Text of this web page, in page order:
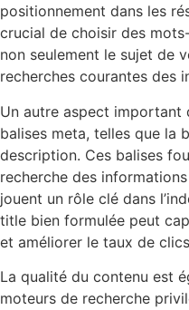
positionnement dans les
crucial de choisir des
non seulement le sujet de
recherches courantes des
Un autre aspect important
balises meta, telles que la
description. Ces balises
recherche des
jouent un rôle clé dans
title bien formulée peut
et améliorer le taux de
La qualité du contenu est
moteurs de recherche